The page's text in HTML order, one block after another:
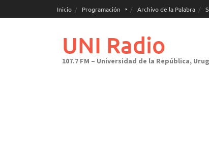
al
Inicio Programación Archivo de la Palabra
UNI Radio
107.7 FM – Universidad de la República,